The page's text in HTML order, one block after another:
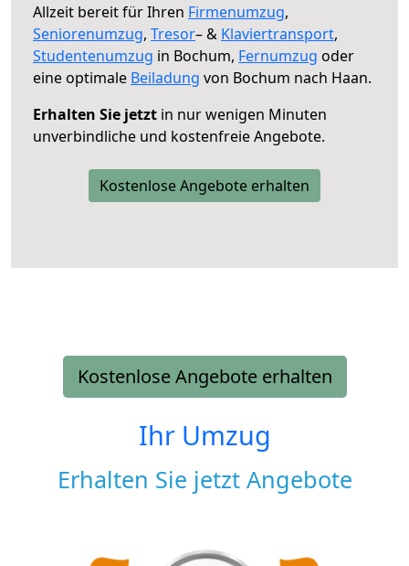
Allzeit bereit für Ihren Firmenumzug,
Seniorenumzug, Tresor– & Klaviertransport,
Studentenumzug in Bochum, Fernumzug oder
eine optimale Beiladung von Bochum nach Haan.
Erhalten Sie jetzt in nur wenigen Minuten
unverbindliche und kostenfreie Angebote.
Kostenlose Angebote erhalten
Kostenlose Angebote erhalten
Ihr Umzug
Erhalten Sie jetzt Angebote